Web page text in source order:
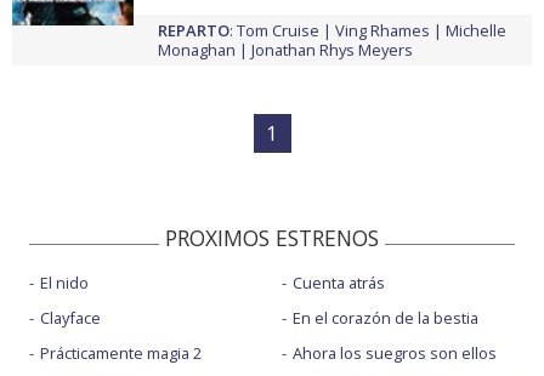
REPARTO: Tom Cruise Ving Rhames
Michelle
Monaghan
Jonathan Rhys Meyers
1
PROXIMOS ESTRENOS
El nido
Clayface
Prácticamente magia 2
Cuenta atrás
En el corazón de la bestia
Ahora los suegros son ellos